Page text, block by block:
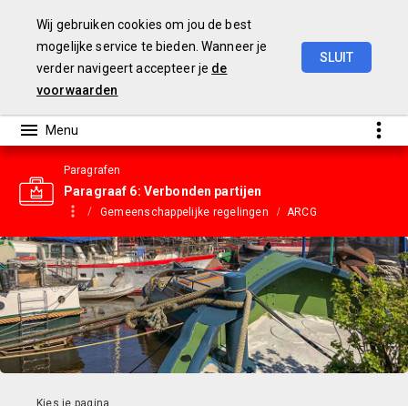
Wij gebruiken cookies om jou de best
mogelijke service te bieden. Wanneer je
verder navigeert accepteer je de
voorwaarden
SLUIT
Paragrafen
Paragraaf 6: Verbonden partijen
Gemeenschappelijke regelingen ARCG